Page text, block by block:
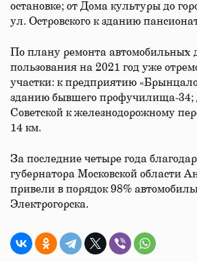
остановке; от Дома культуры до
ул. Островского к зданию
По плану ремонта автомобильных
пользования на 2021 год уже
участки: к предприятию
зданию бывшего профучилища-34;
Советской к железнодорожному
14 км.
За последние четыре года
губернатора Московской области
привели в порядок 98%
Электрогорска.